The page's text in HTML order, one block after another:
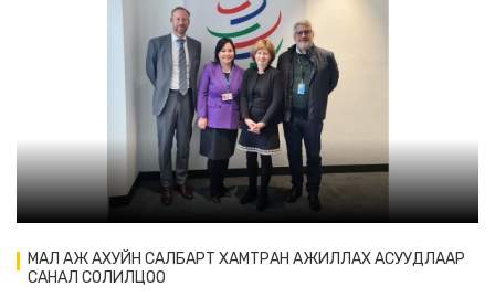
МАЛ АЖ АХУЙН САЛБАРТ ХАМТРАН АЖИЛЛАХ АСУУДЛААР
САНАЛ СОЛИЛЦОО